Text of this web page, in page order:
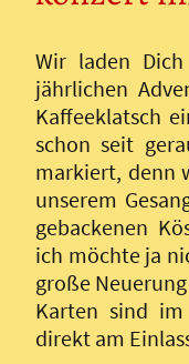
Wir laden
jährlichen
Kaffeeklatsch
schon seit
markiert, denn
unserem
gebackenen
ich möchte ja
große
Karten sind im
direkt am